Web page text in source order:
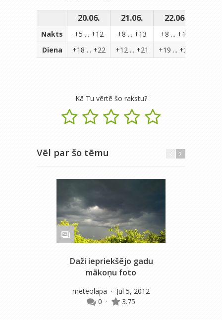
20.06. 21.06. 22.06.
Nakts +5 ... +12 +8 ... +13 +8 ... +13
Diena
+18 ... +22 +12 ... +21 +19 ... +24
Kā Tu vērtē šo rakstu?
Vēl par šo tēmu
Daži iepriekšējo gadu
mākoņu foto
meteolapa · Jūl 5, 2012
0 · 3.75